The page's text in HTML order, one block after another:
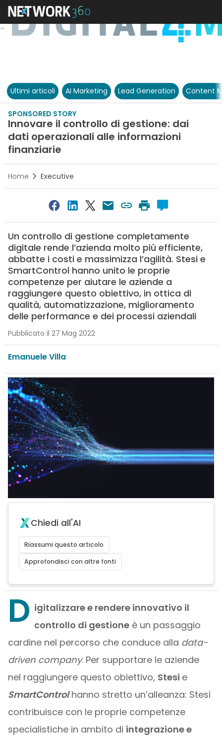
Ultimi articoli AI Marketing Lead Generation Content
SPONSORED STORY
Innovare il controllo di gestione: dai
dati operazionali alle informazioni
finanziarie
Home Executive
Un controllo di gestione completamente
digitale rende l’azienda molto più efficiente,
abbatte i costi e massimizza l’agilità. Stesi e
SmartControl hanno unito le proprie
competenze per aiutare le aziende a
raggiungere questo obiettivo, in ottica di
qualità, automatizzazione, miglioramento
delle performance e dei processi aziendali
Pubblicato il 27 Mag 2022
Emanuele Villa
Chiedi all'AI
Riassumi questo articolo
Approfondisci con altre fonti
D igitalizzare e rendere innovativo il
controllo di gestioneè un passaggio
cardine nel percorso che conduce alla data-
driven company. Per supportare le aziende
nel raggiungere questo obiettivo, Stesi e
SmartControlhanno stretto un’alleanza: Stesi
contribuisce con le proprie competenze
specialistiche in ambito di integrazione e